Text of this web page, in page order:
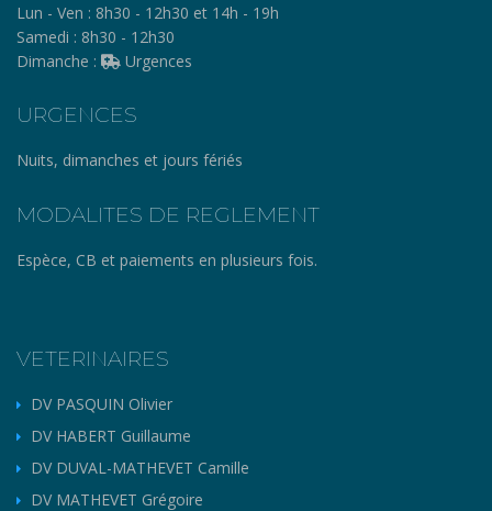
Lun - Ven : 8h30 - 12h30 et 14h - 19h
Samedi : 8h30 - 12h30
Dimanche :
Urgences
URGENCES
Nuits, dimanches et jours fériés
MODALITES DE REGLEMENT
Espèce, CB et paiements en plusieurs fois.
VETERINAIRES
DV PASQUIN Olivier
DV HABERT Guillaume
DV DUVAL-MATHEVET Camille
DV MATHEVET Grégoire